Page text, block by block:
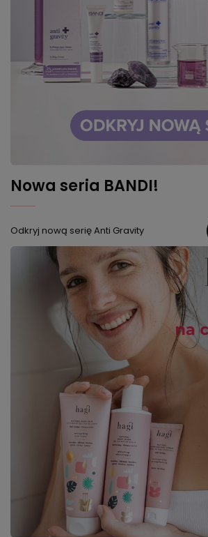
Nowa seria BANDI!
Odkryj nową serię Anti Gravity